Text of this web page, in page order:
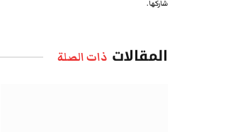
شاركها.
المقالات ذات الصلة